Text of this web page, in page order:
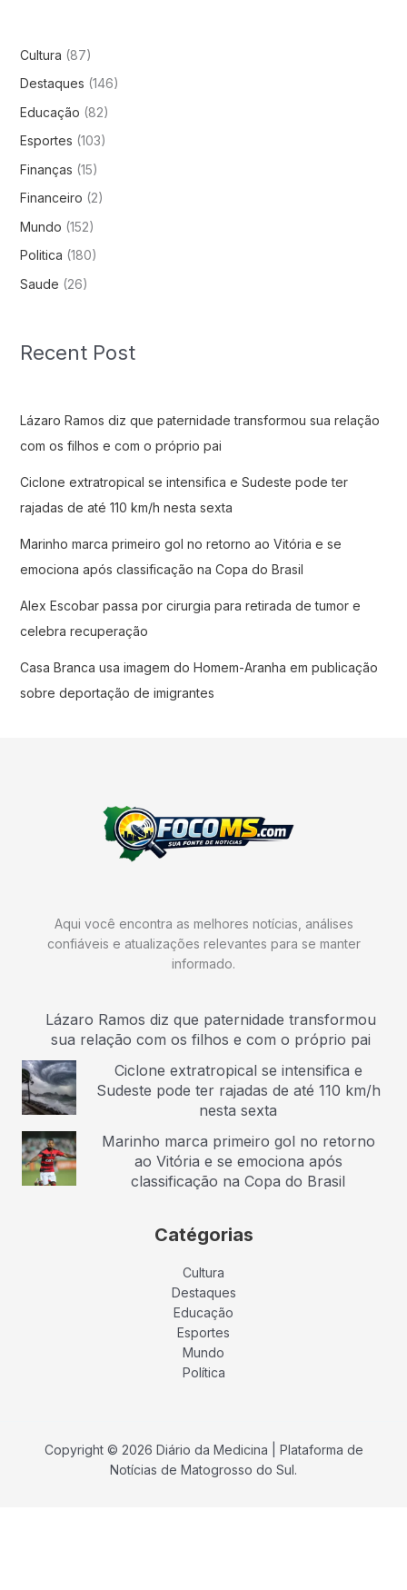
Cultura (87)
Destaques (146)
Educação (82)
Esportes (103)
Finanças (15)
Financeiro (2)
Mundo (152)
Politica (180)
Saude (26)
Recent Post
Lázaro Ramos diz que paternidade transformou sua relação
com os filhos e com o próprio pai
Ciclone extratropical se intensifica e Sudeste pode ter
rajadas de até 110 km/h nesta sexta
Marinho marca primeiro gol no retorno ao Vitória e se
emociona após classificação na Copa do Brasil
Alex Escobar passa por cirurgia para retirada de tumor e
celebra recuperação
Casa Branca usa imagem do Homem-Aranha em publicação
sobre deportação de imigrantes
Aqui você encontra as melhores notícias, análises
confiáveis e atualizações relevantes para se manter
informado.
Lázaro Ramos diz que paternidade transformou
sua relação com os filhos e com o próprio pai
Ciclone extratropical se intensifica e
Sudeste pode ter rajadas de até 110 km/h
nesta sexta
Marinho marca primeiro gol no retorno
ao Vitória e se emociona após
classificação na Copa do Brasil
Catégorias
Cultura
Destaques
Educação
Esportes
Mundo
Política
Copyright © 2026 Diário da Medicina | Plataforma de
Notícias de Matogrosso do Sul.